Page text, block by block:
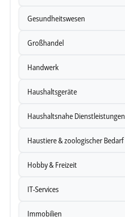
Gesundheitswesen
Großhandel
Handwerk
Haushaltsgeräte
Haushaltsnahe Dienstleistungen
Haustiere & zoologischer Bedarf
Hobby & Freizeit
IT-Services
Immobilien